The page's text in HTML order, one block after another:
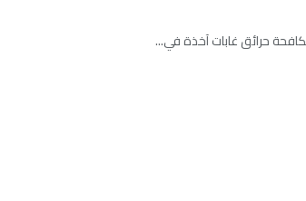
حرائق غابات آخذة في...